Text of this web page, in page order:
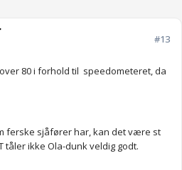
#13
80 i forhold til speedometeret, da
ferske sjåfører har, kan det være st
tåler ikke Ola-dunk veldig godt.